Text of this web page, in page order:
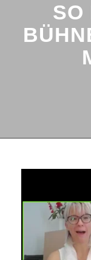
SO